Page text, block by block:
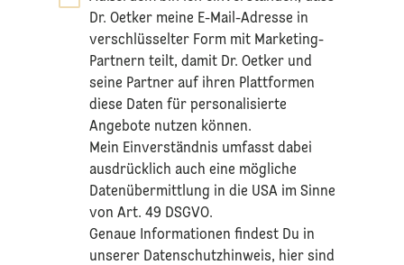
Dr. Oetker meine E-Mail-Adresse in
verschlüsselter Form mit Marketing-
Partnern teilt, damit Dr. Oetker und
seine Partner auf ihren Plattformen
diese Daten für personalisierte
Angebote nutzen können.
Mein Einverständnis umfasst dabei
ausdrücklich auch eine mögliche
Datenübermittlung in die USA im Sinne
von Art. 49 DSGVO.​
​Genaue Informationen findest Du in
unserer Datenschutzhinweis, hier sind